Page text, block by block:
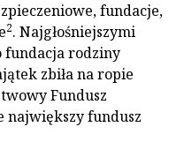
fundacje,
2. Najgłośniejszymi
fundacja rodziny
zbiła na ropie
Fundusz
największy fundusz